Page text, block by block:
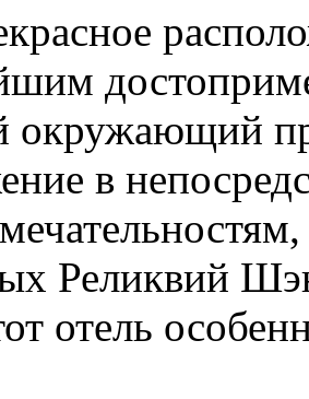
окружающий
в
Реликвий
отель